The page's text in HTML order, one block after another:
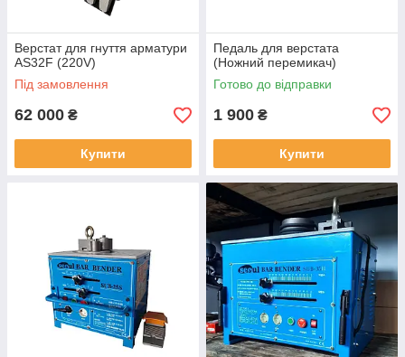
Верстат для гнуття арматури
AS32F (220V)
Під замовлення
62 000 ₴
Купити
Педаль для верстата
(Ножний перемикач)
Готово до відправки
1 900 ₴
Купити